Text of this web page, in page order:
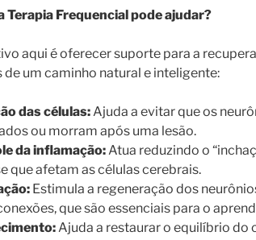
Terapia Frequencial pode ajudar?
aqui é oferecer suporte para a
de um caminho natural e inteligente:
das células:Ajuda a evitar que os
ou morram após uma lesão.
da inflamação:Atua reduzindo o
que afetam as células cerebrais.
Estimula a regeneração dos
que são essenciais para o
Ajuda a restaurar o equilíbrio do